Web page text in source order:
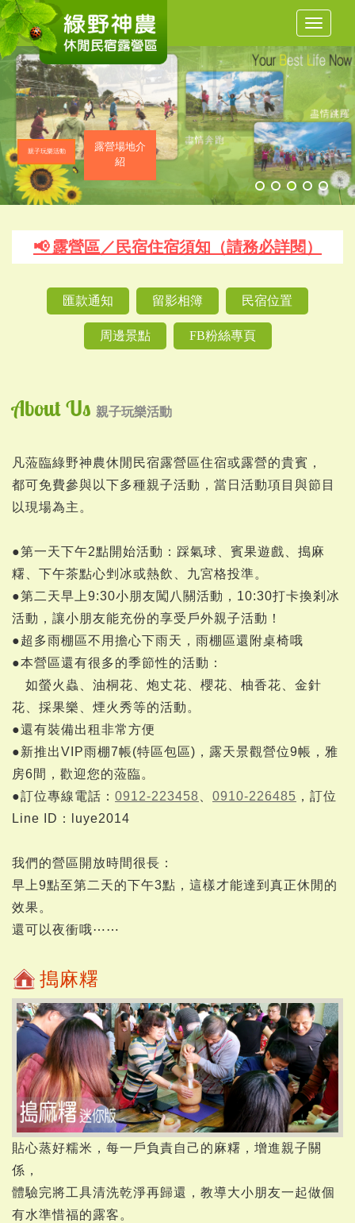
Toggle
親子玩樂活動
露營場地介
紹
📢 露營區／民宿住宿須知（請務必詳閱）
匯款通知 留影相簿 民宿位置
周邊景點 FB粉絲專頁
About Us 親子玩樂活動
凡蒞臨綠野神農休閒民宿露營區住宿或露營的貴賓，
都可免費參與以下多種親子活動，當日活動項目與節目
以現場為主。
●第一天下午2點開始活動：踩氣球、賓果遊戲、搗麻
糬、下午茶點心剉冰或熱飲、九宮格投準。
●第二天早上9:30小朋友闖八關活動，10:30打卡換剎冰
活動，讓小朋友能充份的享受戶外親子活動！
●超多雨棚區不用擔心下雨天，雨棚區還附桌椅哦
●本營區還有很多的季節性的活動：
如螢火蟲、油桐花、炮丈花、櫻花、柚香花、金針
花、採果樂、煙火秀等的活動。
●還有裝備出租非常方便
●新推出VIP雨棚7帳(特區包區)，露天景觀營位9帳，雅
房6間，歡迎您的蒞臨。
●訂位專線電話： 0912-223458 0910-226485 ，訂位
Line ID：luye2014
我們的營區開放時間很長：
早上9點至第二天的下午3點，這樣才能達到真正休閒的
效果。
還可以夜衝哦⋯⋯
搗麻糬
貼心蒸好糯米，每一戶負責自己的麻糬，增進親子關
係，
體驗完將工具清洗乾淨再歸還，教導大小朋友一起做個
有水準惜福的露客。